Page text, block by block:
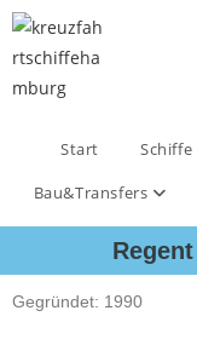
Start Schiffe
Bau&Transfers
Gegründet: 1990